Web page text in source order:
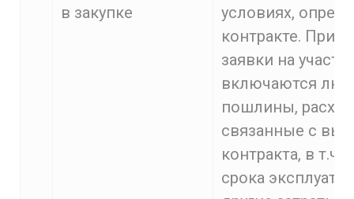
в закупке
условиях,
контракте. При
заявки на
включаются
пошлины,
связанные с
контракта, в т.ч.
срока